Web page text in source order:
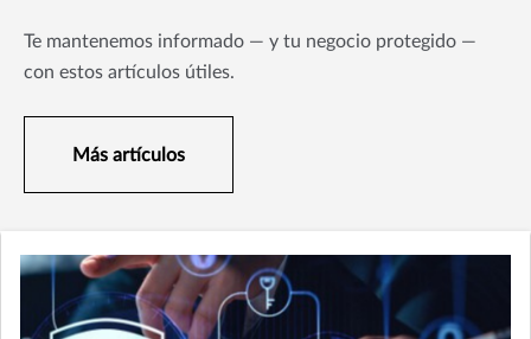
Te mantenemos informado — y tu negocio protegido —
con estos artículos útiles.
Más artículos